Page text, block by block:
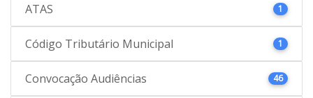
ATAS 1
Código Tributário Municipal 1
Convocação Audiências 46